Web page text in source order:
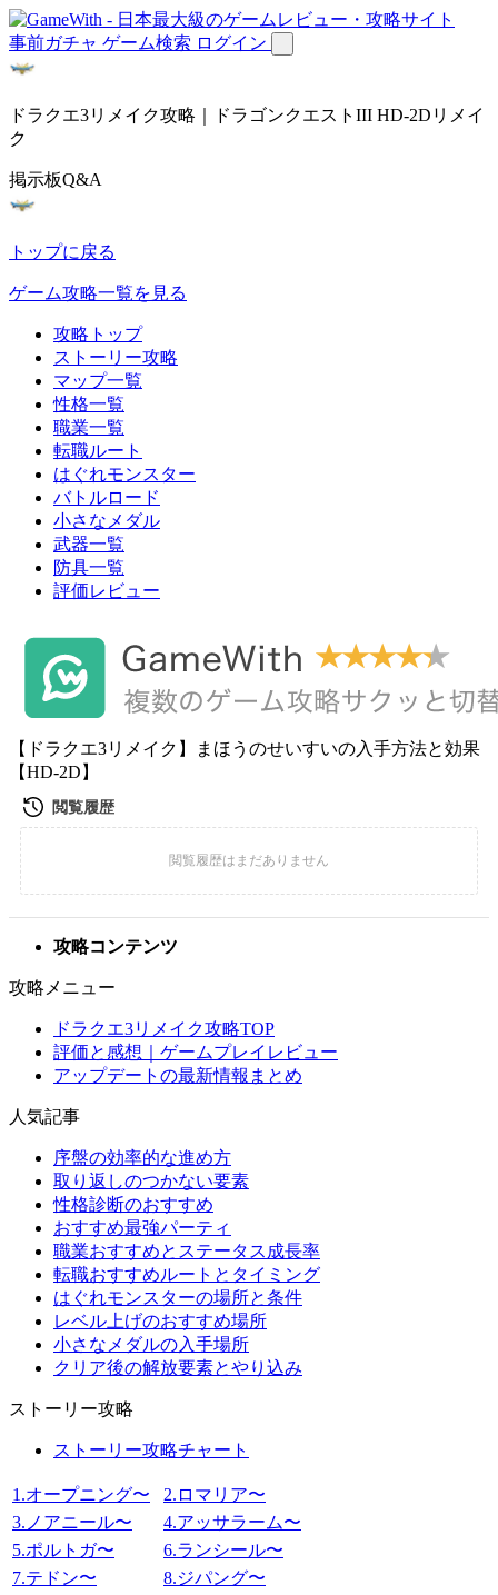
事前ガチャ ゲーム検索 ログイン
ドラクエ3リメイク攻略｜ドラゴンクエストIII HD-2Dリメイ
ク
掲示板Q&A
トップに戻る
ゲーム攻略一覧を見る
攻略トップ
ストーリー攻略
マップ一覧
性格一覧
職業一覧
転職ルート
はぐれモンスター
バトルロード
小さなメダル
武器一覧
防具一覧
評価レビュー
【ドラクエ3リメイク】まほうのせいすいの入手方法と効果
【HD-2D】
攻略コンテンツ
攻略メニュー
ドラクエ3リメイク攻略TOP
評価と感想｜ゲームプレイレビュー
アップデートの最新情報まとめ
人気記事
序盤の効率的な進め方
取り返しのつかない要素
性格診断のおすすめ
おすすめ最強パーティ
職業おすすめとステータス成長率
転職おすすめルートとタイミング
はぐれモンスターの場所と条件
レベル上げのおすすめ場所
小さなメダルの入手場所
クリア後の解放要素とやり込み
ストーリー攻略
ストーリー攻略チャート
1.オープニング〜
2.ロマリア〜
3.ノアニール〜
4.アッサラーム〜
5.ポルトガ〜
6.ランシール〜
7.テドン〜
8.ジパング〜